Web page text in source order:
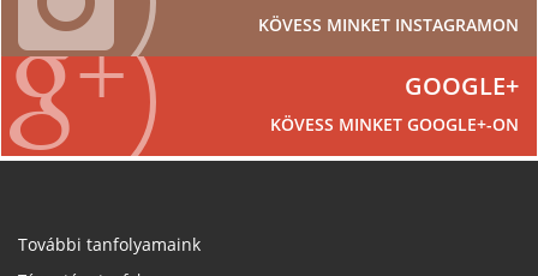
KÖVESS MINKET INSTAGRAMON
GOOGLE+
KÖVESS MINKET GOOGLE+-ON
További tanfolyamaink